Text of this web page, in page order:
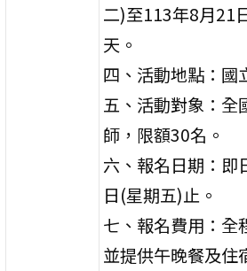
二)至113年8月21
天。
四、活動地點：國
五、活動對象：全
師，限額30名。
六、報名日期：即
日(星期五)止。
七、報名費用：全
並提供午晚餐及住